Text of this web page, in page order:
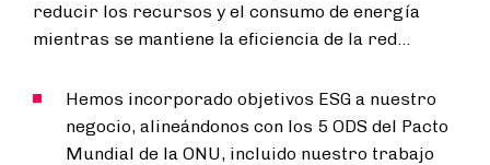
reducir los recursos y el consumo de energía
mientras se mantiene la eficiencia de la red...
Hemos incorporado objetivos ESG a nuestro
negocio, alineándonos con los 5 ODS del Pacto
Mundial de la ONU, incluido nuestro trabajo